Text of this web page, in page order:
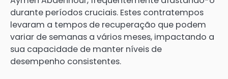
durante períodos cruciais. Estes contratempos
levaram a tempos de recuperação que podem
variar de semanas a vários meses, impactando a
sua capacidade de manter níveis de
desempenho consistentes.